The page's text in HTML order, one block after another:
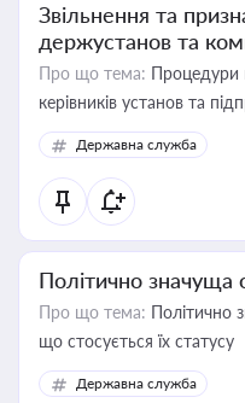
Звільнення та
держустанов та
Про що тема: Процедури
керівників установ та
Державна служба
Політично значуща
Про що тема: Політично
що стосується їх статусу
Державна служба